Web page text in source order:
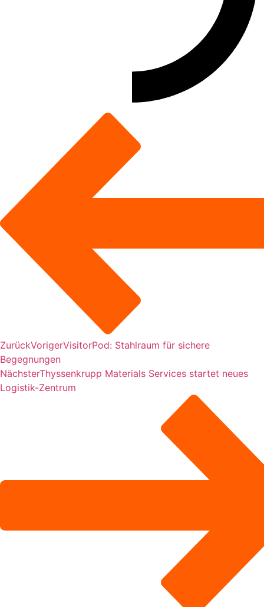
ZurückVorigerVisitorPod: Stahlraum für sichere
Begegnungen
NächsterThyssenkrupp Materials Services startet neues
Logistik-Zentrum